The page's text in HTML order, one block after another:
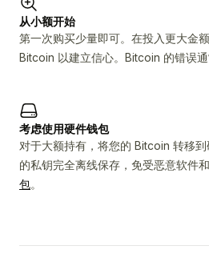
从小额开始
第一次购买少量即可。在投入更大金
Bitcoin 以建立信心。Bitcoin 的错误通
考虑使用硬件钱包
对于大额持有，将您的 Bitcoin 转移
的私钥完全离线保存，免受恶意软件和
包。